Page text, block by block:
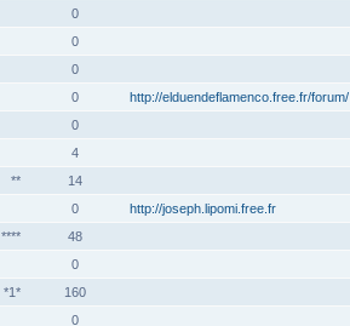
0
0
0
0 http://elduendeflamenco.free.fr/forum/
0
4
**
14
0 http://joseph.lipomi.free.fr
****
48
0
*1*
160
0